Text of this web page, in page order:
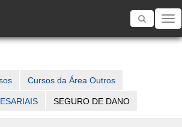
Toggle
Cursos da Área Outros
SEGURO DE DANO